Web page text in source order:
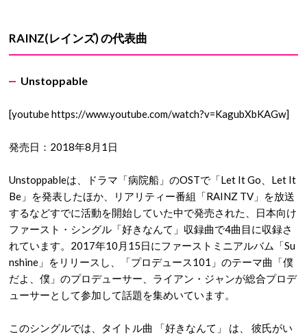
RAINZ(レインズ) の代表曲
Unstoppable
[youtube https://www.youtube.com/watch?v=KagubXbKAGw]
発売日：2018年8月1日
Unstoppableは、ドラマ「病院船」のOSTで「Let It Go、Let It
Be」を発表したほか、リアリティー番組「RAINZ TV」を放送
するなどすでに活動を開始していた中で発売された、日本向け
ファースト・シングル「好きなんて」収録曲で4曲目に収録さ
れています。2017年10月15日にファーストミニアルバム「Su
nshine」をリリースし、「プロデュース101」のテーマ曲「僕
だよ、僕」のプロデューサー、ライアン・ジャンが総合プロデ
ューサーとして参加して話題を集めいています。
このシングルでは、タイトル曲 「好きなんて」 は、 彼氏がい